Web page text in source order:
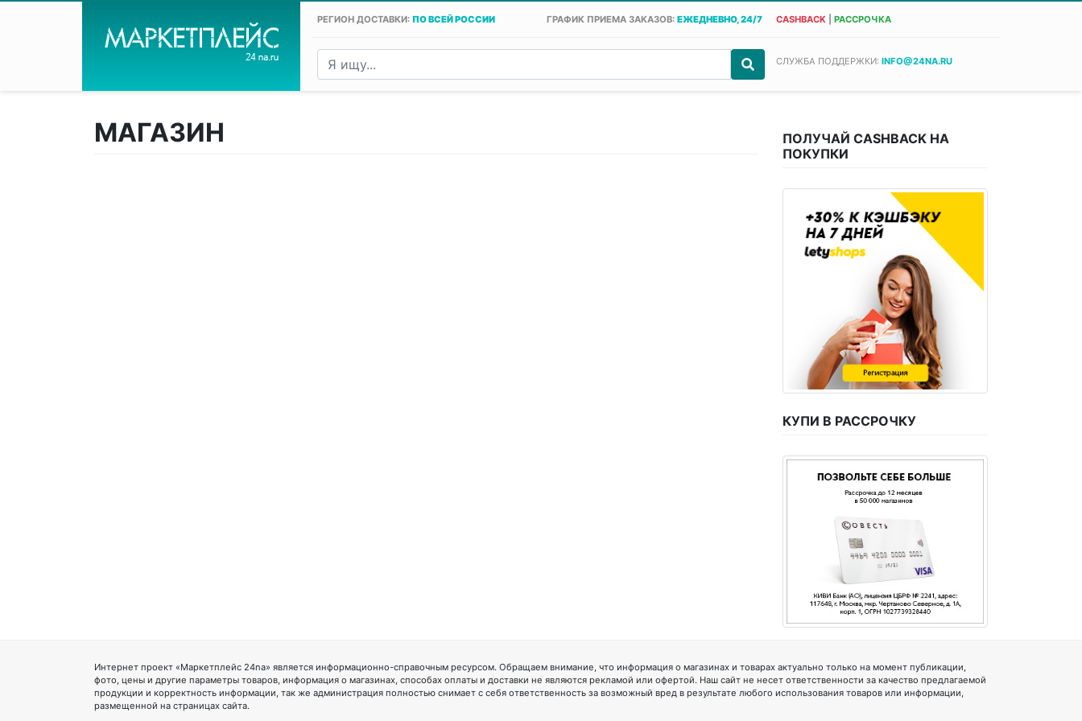
РЕГИОН ДОСТАВКИ: ПО ВСЕЙ РОССИИ ГРАФИК ПРИЕМА ЗАКАЗОВ: ЕЖЕДНЕВНО, 24/7 CASHBACK| РАССРОЧКА
СЛУЖБА ПОДДЕРЖКИ: INFO@24NA.RU
МАГАЗИН
ПОЛУЧАЙ CASHBACK НА
ПОКУПКИ
КУПИ В РАССРОЧКУ
Интернет проект «Маркетплейс 24na» является информационно-справочным ресурсом. Обращаем внимание, что информация о магазинах и товарах актуально только на момент публикации,
фото, цены и другие параметры товаров, информация о магазинах, способах оплаты и доставки не являются рекламой или офертой. Наш сайт не несет ответственности за качество предлагаемой
продукции и корректность информации, так же администрация полностью снимает с себя ответственность за возможный вред в результате любого использования товаров или информации,
размещенной на страницах сайта.